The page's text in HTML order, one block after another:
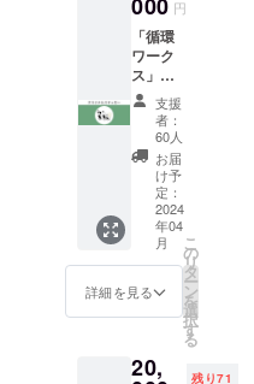
※CAMP
FIREの
メッ
セージ
機能か
ら送信
予定で
す。
000 円
「循環
ワーク
ス」オ
リジナ
ルス
テッ
カーを
郵送に
てお送
りしま
す 車や
タンブ
ラーな
どにも
貼れる
ていま
支援
者：
60人
お届
け予
定：
2024
年04
月
詳細を見る
こ
の
リ
タ
ー
ン
を
選
択
す
る
20, 残り71